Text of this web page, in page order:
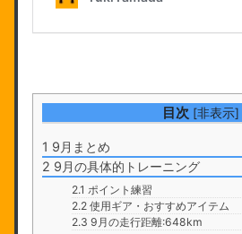
目次 [非表示]
1 9月まとめ
2 9月の具体的トレーニング
2.1 ポイント練習
2.2使用ギア・おすすめアイテム
2.3 9月の走行距離:648km